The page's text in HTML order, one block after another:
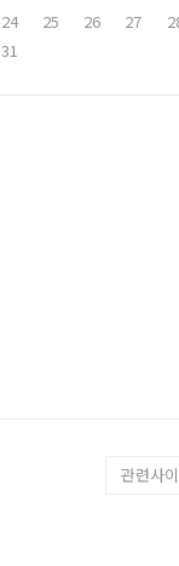
24 25 26 27
31
관련사